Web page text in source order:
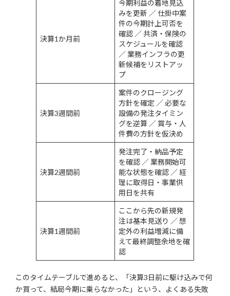
決算1か月前
今期利益の着地見込
みを更新 ／ 仕掛中案
件の今期計上可否を
確認 ／ 共済・保険の
スケジュールを確認
／ 業務インフラの更
新候補をリストアッ
プ
決算3週間前
案件のクロージング
方針を確定 ／ 必要な
設備の発注タイミン
グを逆算 ／ 賞与・人
件費の方針を仮決め
決算2週間前
発注完了・納品予定
を確認 ／ 業務開始可
能な状態を確認 ／ 経
理に取得日・事業供
用日を共有
決算1週間前
ここから先の新規発
注は基本見送り ／ 想
定外の利益増減に備
えて最終調整余地を確
認
このタイムテーブルで進めると、「決算3日前に駆け込みで何
か買って、結局今期に乗らなかった」という、よくある失敗